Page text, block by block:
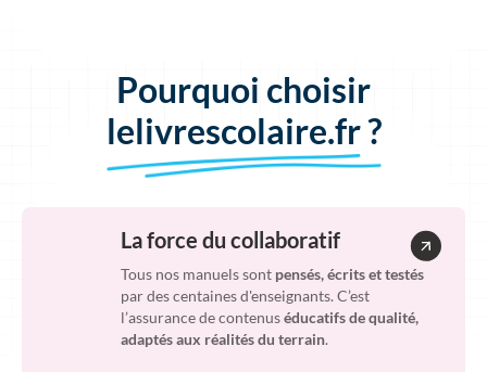
Pourquoi choisir
lelivrescolaire.fr ?
La force du collaboratif
Tous nos manuels sont pensés, écrits et testés
par des centaines d'enseignants. C’est
l’assurance de contenuséducatifs de qualité,
adaptés aux réalités du terrain.